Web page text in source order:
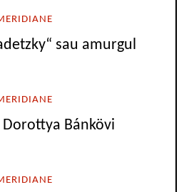
sau amurgul
Dorottya Bánkövi